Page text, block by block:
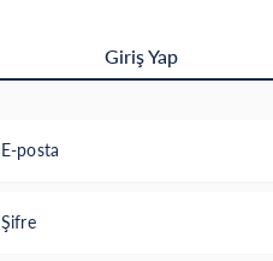
Giriş Yap
E-posta
Şifre